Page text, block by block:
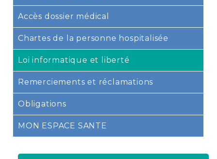
Accès dossier médical
Chartes de la personne hospitalisée
Loi informatique et liberté
Remerciements et réclamations
Obligations
MON ESPACE SANTE